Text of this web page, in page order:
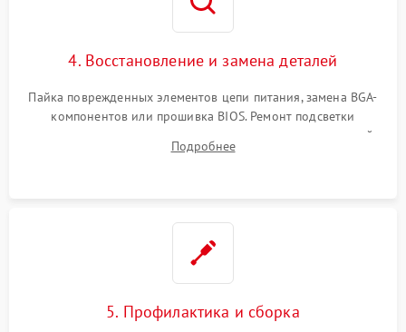
4. Восстановление и замена деталей
Пайка поврежденных элементов цепи питания, замена BGA-
компонентов или прошивка BIOS. Ремонт подсветки
матрицы, замена неисправного накопителя на скоростной
SSD или установка новых модулей памяти.
Подробнее
5. Профилактика и сборка